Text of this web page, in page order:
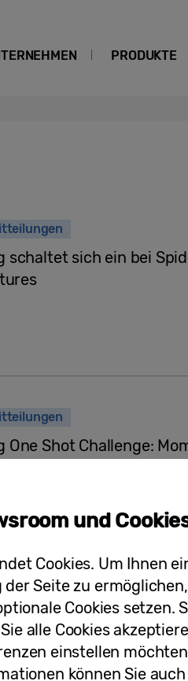
PRODUKTE
schaltet sich ein bei
One Shot Challenge:
Geschenke-Guide:
und
Cookies. Um Ihnen
Seite zu ermöglichen,
Cookies setzen.
alle Cookies
einstellen
können Sie auch